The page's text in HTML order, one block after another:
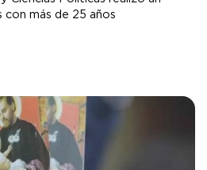
con más de 25 años